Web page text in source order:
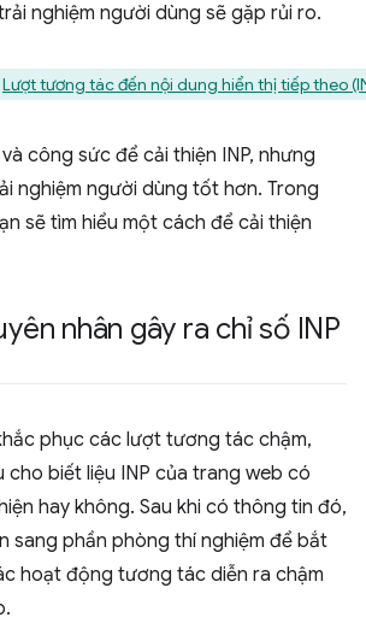
nghiệm người dùng sẽ gặp rủi ro.
Lượt tương tác đến nội dung hiển thị tiếp theo
công sức để cải thiện INP, nhưng
nghiệm người dùng tốt hơn. Trong
sẽ tìm hiểu một cách để cải thiện
nhân gây ra chỉ số INP
phục các lượt tương tác chậm,
cho biết liệu INP của trang web có
hay không. Sau khi có thông tin đó,
sang phần phòng thí nghiệm để bắt
hoạt động tương tác diễn ra chậm